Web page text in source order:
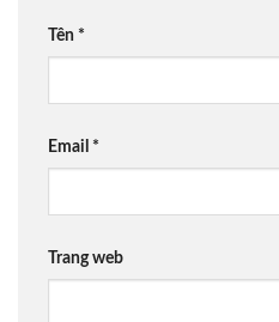
Tên *
Email *
Trang web